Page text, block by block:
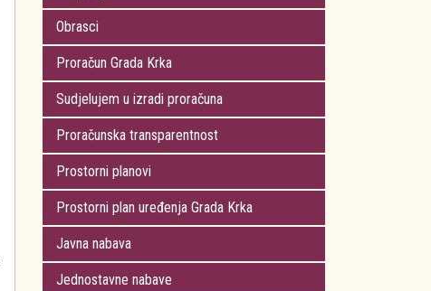
Obrasci
Proračun Grada Krka
Sudjelujem u izradi proračuna
Proračunska transparentnost
Prostorni planovi
Prostorni plan uređenja Grada Krka
Javna nabava
Jednostavne nabave